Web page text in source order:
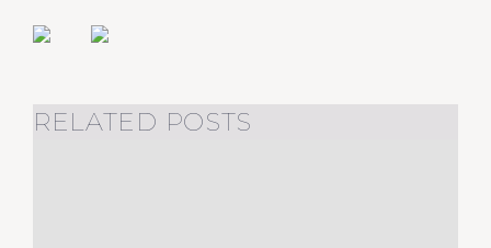
RELATED POSTS